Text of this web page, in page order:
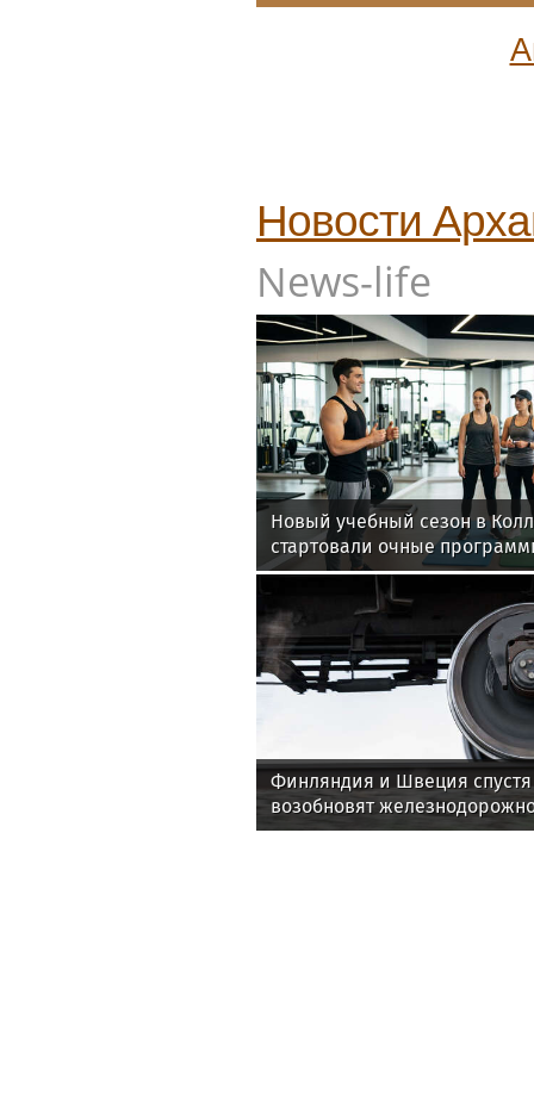
Новости
News-life
Новый учебный сезон в
стартовали очные
фитнес-тренеров и
Финляндия и Швеция спустя
возобновят